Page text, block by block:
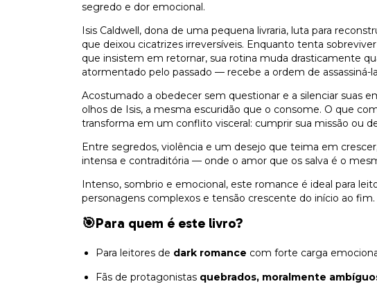
segredo e dor emocional.
Isis Caldwell, dona de uma pequena livraria, luta para
que deixou cicatrizes irreversíveis. Enquanto tenta
que insistem em retornar, sua rotina muda drasticamente
atormentado pelo passado — recebe a ordem de assassiná-
Acostumado a obedecer sem questionar e a silenciar suas
olhos de Isis, a mesma escuridão que o consome. O que
transforma em um conflito visceral: cumprir sua missão ou
Entre segredos, violência e um desejo que teima em
intensa e contraditória — onde o amor que os salva é o
Intenso, sombrio e emocional, este romance é ideal para
personagens complexos e tensão crescente do início ao fim.
🎯Para quem é este livro?
Para leitores de dark romance com forte carga
Fãs de protagonistas quebrados, moralmente